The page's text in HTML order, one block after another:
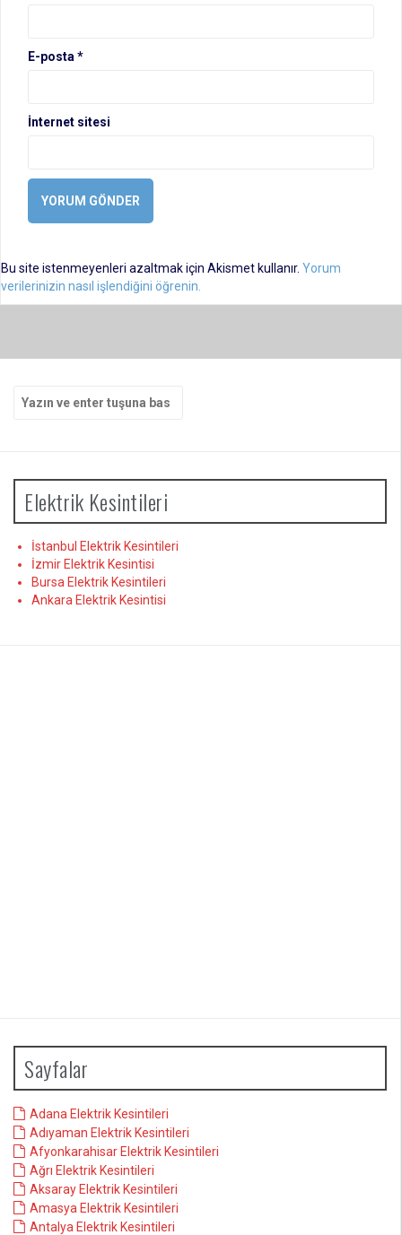
E-posta *
İnternet sitesi
Bu site istenmeyenleri azaltmak için Akismet kullanır. Yorum
verilerinizin nasıl işlendiğini öğrenin.
yap:
Elektrik Kesintileri
İstanbul Elektrik Kesintileri
İzmir Elektrik Kesintisi
Bursa Elektrik Kesintileri
Ankara Elektrik Kesintisi
Sayfalar
Adana Elektrik Kesintileri
Adıyaman Elektrik Kesintileri
Afyonkarahisar Elektrik Kesintileri
Ağrı Elektrik Kesintileri
Aksaray Elektrik Kesintileri
Amasya Elektrik Kesintileri
Antalya Elektrik Kesintileri